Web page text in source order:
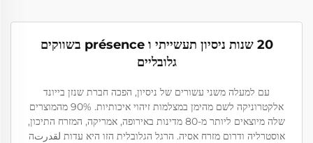
20 שנות ניסיון תעשייתי ו présence בשווקים
גלובליים
עם למעלה משני עשורים של ניסיון, הפכה חברת שנזן בייונד
אלקטרוניקה לשם מהימן במצלמות זיהוי איכותיות. 90% מהמוצרים
שלה מיוצאים ליותר מ-80 מדינות באירופה, אמריקה, המזרח התיכון,
אוסטרליה ודרום מזרח אסיה. הרגל הגלובלית הזו היא עדות لقدرتה